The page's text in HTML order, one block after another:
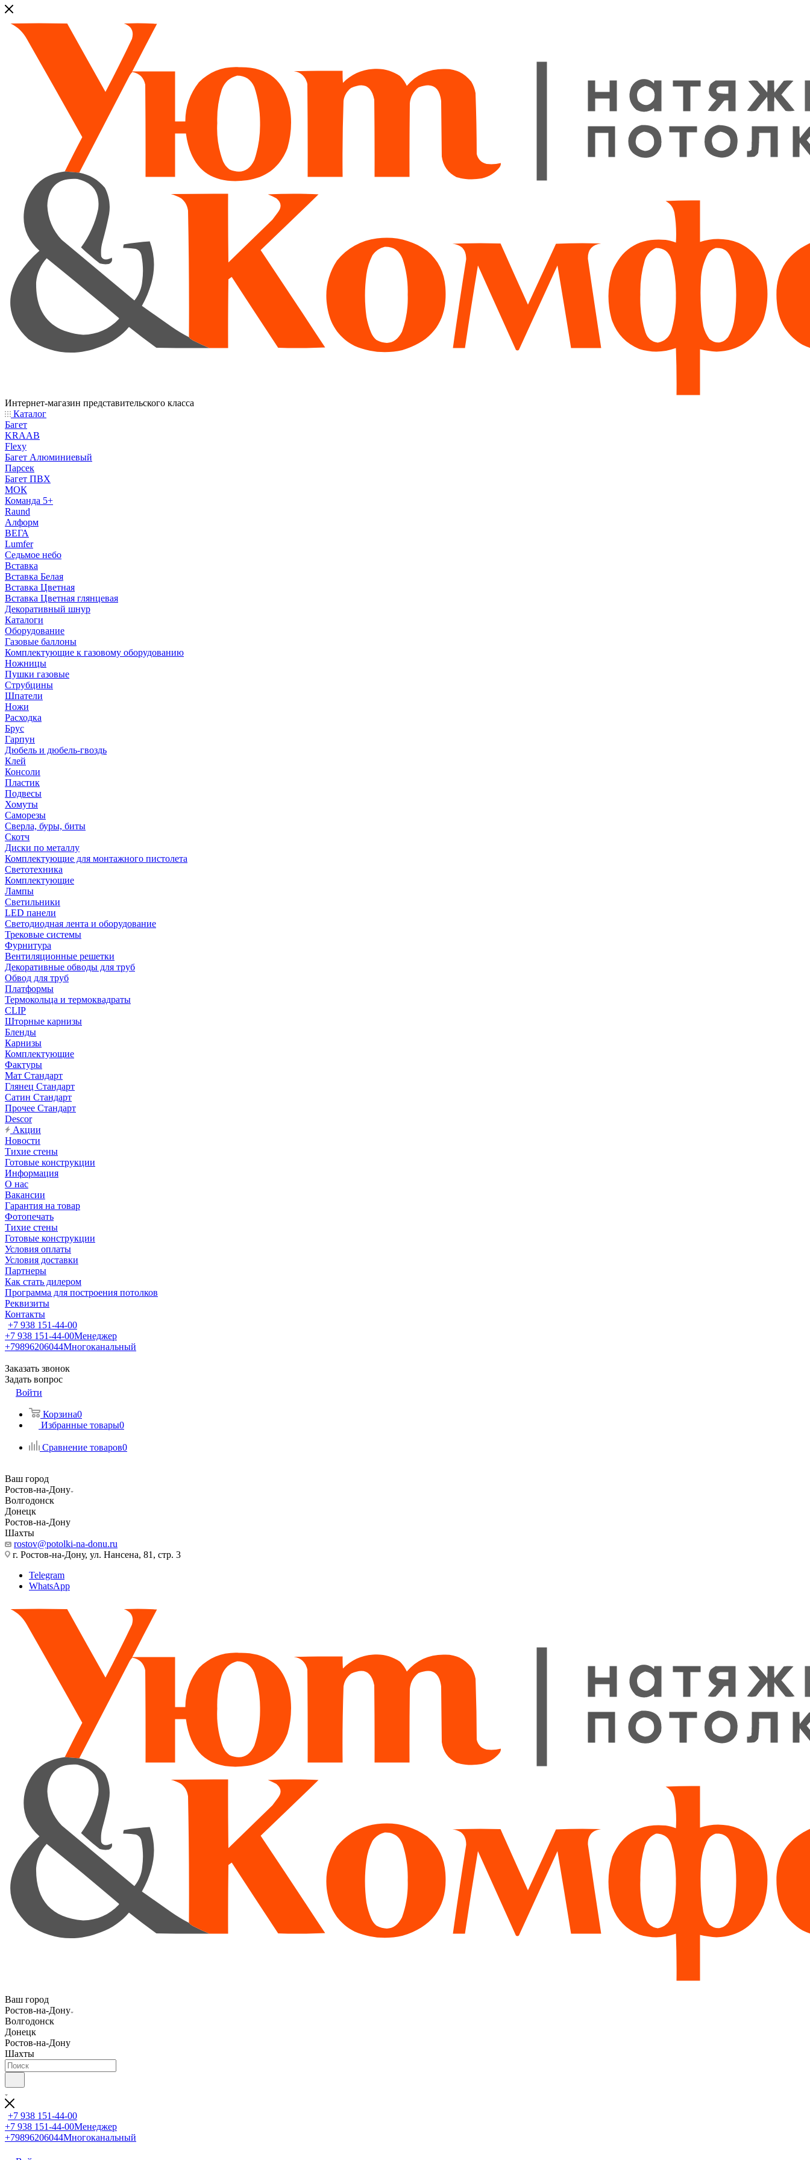
Интернет-магазин представительского класса
Каталог
Багет
KRAAB
Flexy
Багет Алюминиевый
Парсек
Багет ПВХ
МОК
Команда 5+
Raund
Алформ
ВЕГА
Lumfer
Седьмое небо
Вставка
Вставка Белая
Вставка Цветная
Вставка Цветная глянцевая
Декоративный шнур
Каталоги
Оборудование
Газовые баллоны
Комплектующие к газовому оборудованию
Ножницы
Пушки газовые
Струбцины
Шпатели
Ножи
Расходка
Брус
Гарпун
Дюбель и дюбель-гвоздь
Клей
Консоли
Пластик
Подвесы
Хомуты
Саморезы
Сверла, буры, биты
Скотч
Диски по металлу
Комплектующие для монтажного пистолета
Светотехника
Комплектующие
Лампы
Светильники
LED панели
Светодиодная лента и оборудование
Трековые системы
Фурнитура
Вентиляционные решетки
Декоративные обводы для труб
Обвод для труб
Платформы
Термокольца и термоквадраты
CLIP
Шторные карнизы
Бленды
Карнизы
Комплектующие
Фактуры
Мат Стандарт
Глянец Стандарт
Сатин Стандарт
Прочее Стандарт
Descor
Акции
Новости
Тихие стены
Готовые конструкции
Информация
О нас
Вакансии
Гарантия на товар
Фотопечать
Тихие стены
Готовые конструкции
Условия оплаты
Условия доставки
Партнеры
Как стать дилером
Программа для построения потолков
Реквизиты
Контакты
+7 938 151-44-00
+7 938 151-44-00Менеджер
+79896206044Многоканальный
Заказать звонок
Задать вопрос
Войти
Корзина0
Избранные товары0
Сравнение товаров0
Ваш город
Ростов-на-Дону
Волгодонск
Донецк
Ростов-на-Дону
Шахты
rostov@potolki-na-donu.ru
г. Ростов-на-Дону, ул. Нансена, 81, стр. 3
Telegram
WhatsApp
Ваш город
Ростов-на-Дону
Волгодонск
Донецк
Ростов-на-Дону
Шахты
+7 938 151-44-00
+7 938 151-44-00Менеджер
+79896206044Многоканальный